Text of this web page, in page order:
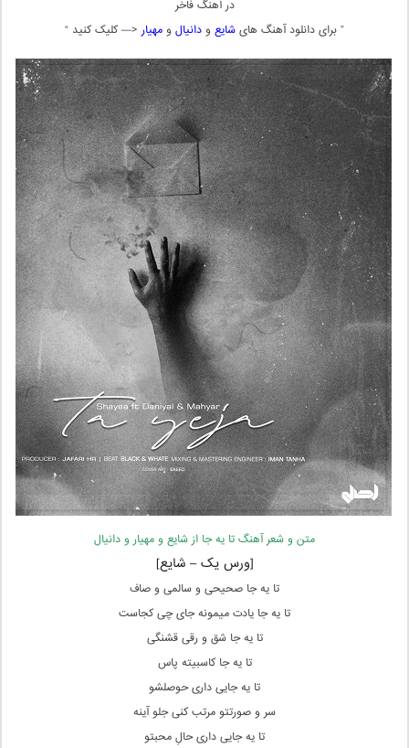
در آهنگ فاخر
” برای دانلود آهنگ هایشایع ودانیال ومهیار<— کلیک کنید “
متن و شعر آهنگ تا یه جا از شایع و مهیار و دانیال
[ورس یک – شایع]
تا یه جا صحیحی و سالمی و صاف
تا یه جا یادت میمونه جای چی کجاست
تا یه جا شق و رقی قشنگی
تا یه جا کاسبیته پاس
تا یه جایی داری حوصلشو
سر و صورتتو مرتب کنی جلو آینه
تا یه جایی داری حالِ محبتو